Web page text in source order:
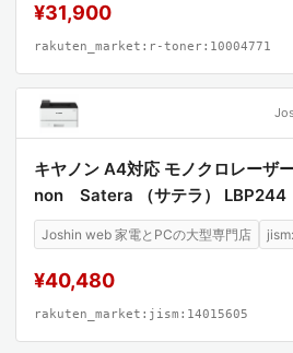
¥31,900
rakuten_market:r-toner:10004771
キヤノン A4対応 モノクロレーザ
non Satera （サテラ） LBP244
Joshin web 家電とPCの大型専門店
¥40,480
rakuten_market:jism:14015605